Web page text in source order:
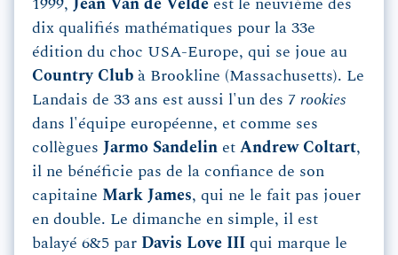
1999, Jean Van de Velde est le neuvième des
dix qualifiés mathématiques pour la 33e
édition du choc USA-Europe, qui se joue au
Country Club à Brookline (Massachusetts). Le
Landais de 33 ans est aussi l'un des 7 rookies
dans l'équipe européenne, et comme ses
collègues Jarmo Sandelin et Andrew Coltart,
il ne bénéficie pas de la confiance de son
capitaine Mark James, qui ne le fait pas jouer
en double. Le dimanche en simple, il est
balayé 6&5 par Davis Love III qui marque le